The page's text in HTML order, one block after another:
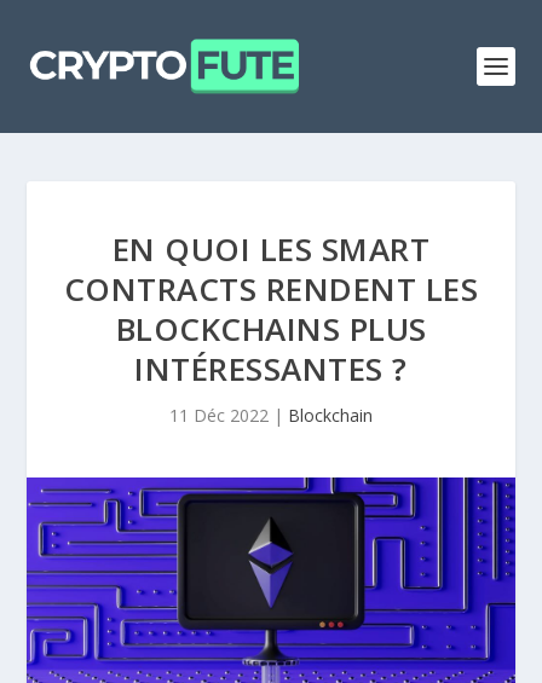
EN QUOI LES SMART
CONTRACTS RENDENT LES
BLOCKCHAINS PLUS
INTÉRESSANTES ?
11 Déc 2022 | Blockchain